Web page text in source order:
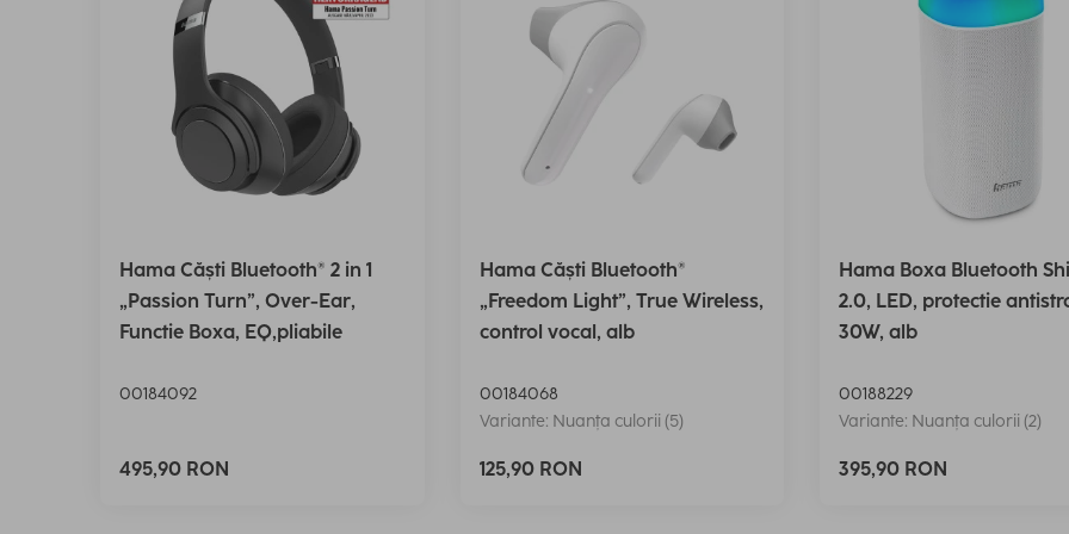
Hama Căști Bluetooth® 2 in 1
„Passion Turn”, Over-Ear,
Functie Boxa, EQ,pliabile
00184092
495,90 RON
Hama Căști Bluetooth®
„Freedom Light”, True Wireless,
control vocal, alb
00184068
Variante: Nuanța culorii (5)
125,90 RON
Hama Boxa Bluetooth
2.0, LED, protectie
30W, alb
00188229
Variante: Nuanța culorii (2)
395,90 RON